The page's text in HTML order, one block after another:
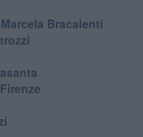
Bracalenti